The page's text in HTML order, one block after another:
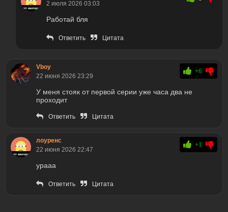
2 июля 2026 03:03
Работай бля
Ответить Цитата
Vboy
22 июня 2026 23:29
+6
У меня стояк от первой серии уже часа два не
проходит
Ответить Цитата
лоуренс
22 июня 2026 22:47
+1
урааа
Ответить Цитата